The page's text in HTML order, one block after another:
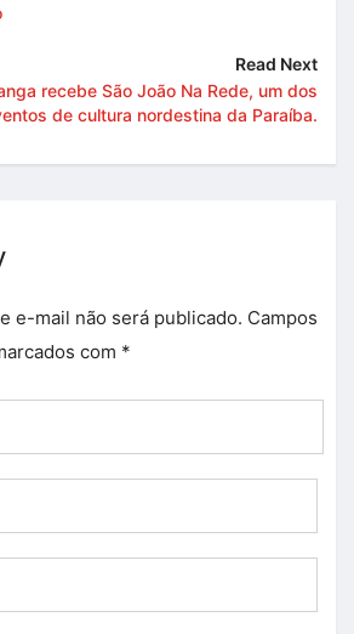
Read Next
recebe São João Na Rede, um dos
de cultura nordestina da Paraíba.
e-mail não será publicado. Campos
com *